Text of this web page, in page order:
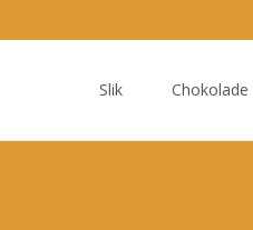
Slik Chokolade